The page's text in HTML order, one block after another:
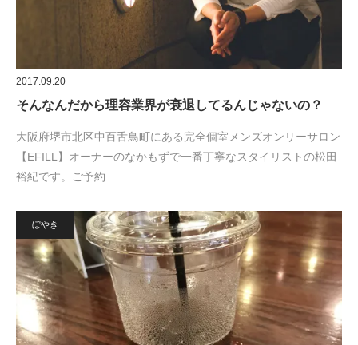
2017.09.20
そんなんだから理容業界が衰退してるんじゃないの？
大阪府堺市北区中百舌鳥町にある完全個室メンズオンリーサロン
【EFILL】オーナーのなかもずで一番丁寧なスタイリストの松田
裕紀です。ご予約…
ぼやき